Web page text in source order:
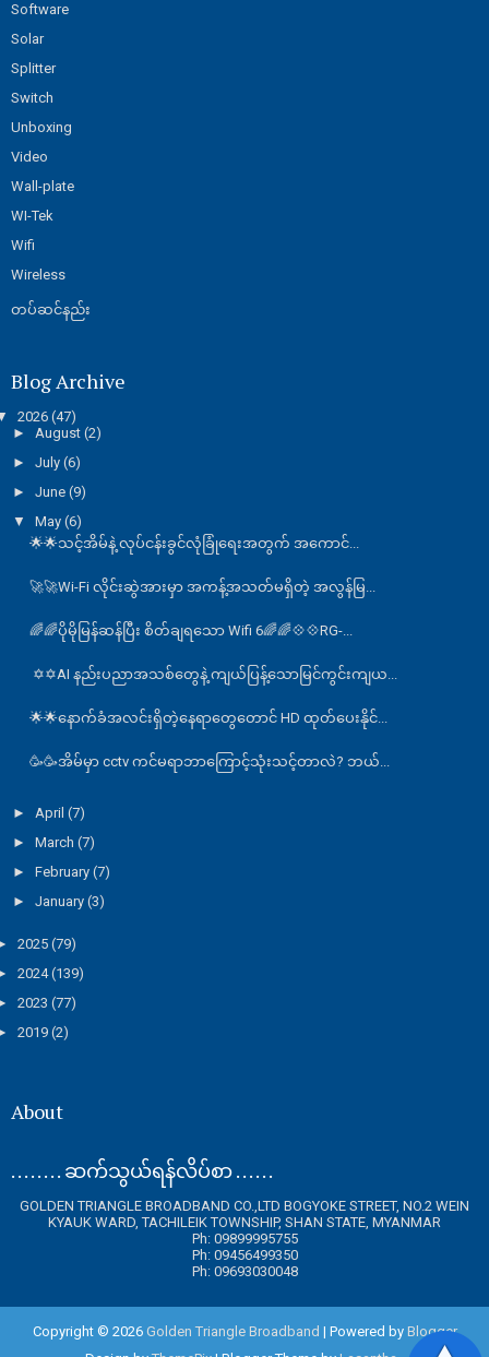
Software
Solar
Splitter
Switch
Unboxing
Video
Wall-plate
WI-Tek
Wifi
Wireless
တပ်ဆင်နည်း
Blog Archive
2026 (47)
► August (2)
► July (6)
► June (9)
▼ May (6)
🌟🌟သင့်အိမ်နဲ့ လုပ်ငန်းခွင်လုံခြုံရေးအတွက် အကောင်...
🚀🚀Wi-Fi လိုင်းဆွဲအားမှာ အကန့်အသတ်မရှိတဲ့ အလွန်မြ...
🌈🌈ပိုမိုမြန်ဆန်ပြီး စိတ်ချရသော Wifi 6🌈🌈💠💠RG-...
✡️✡️AI နည်းပညာအသစ်တွေနဲ့ ကျယ်ပြန့်သောမြင်ကွင်းကျယ...
🌟🌟နောက်ခံအလင်းရှိတဲ့နေရာတွေတောင် HD ထုတ်ပေးနိုင်...
🥳🥳အိမ်မှာ cctv ကင်မရာဘာကြောင့်သုံးသင့်တာလဲ? ဘယ်...
► April (7)
► March (7)
► February (7)
► January (3)
2025 (79)
2024(139)
2023 (77)
2019 (2)
About
. . . . . . . . ဆက်သွယ်ရန်လိပ်စာ . . . . . .
GOLDEN TRIANGLE BROADBAND CO.,LTD BOGYOKE STREET, NO.2 WEIN
KYAUK WARD, TACHILEIK TOWNSHIP, SHAN STATE, MYANMAR
Ph: 09899995755
Ph: 09456499350
Ph: 09693030048
Copyright © 2026 Golden Triangle Broadband | Powered by Blogger